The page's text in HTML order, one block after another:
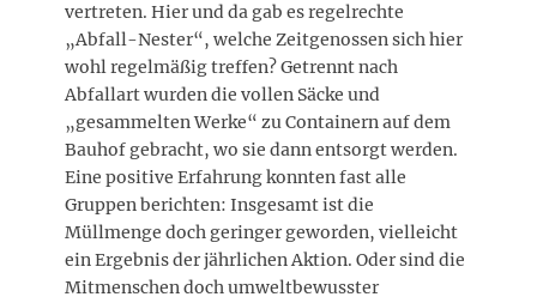
vertreten. Hier und da gab es regelrechte
„Abfall-Nester“, welche Zeitgenossen sich hier
wohl regelmäßig treffen? Getrennt nach
Abfallart wurden die vollen Säcke und
„gesammelten Werke“ zu Containern auf dem
Bauhof gebracht, wo sie dann entsorgt werden.
Eine positive Erfahrung konnten fast alle
Gruppen berichten: Insgesamt ist die
Müllmenge doch geringer geworden, vielleicht
ein Ergebnis der jährlichen Aktion. Oder sind die
Mitmenschen doch umweltbewusster